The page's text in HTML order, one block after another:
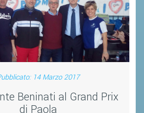
14 Marzo 2017
Beninati al Grand Prix
di Paola
PARA BADMINTON
L'ATTIVITÀ
TESSERAMENTO
REGOLAMENTI
GARE
STAFF TECNICO